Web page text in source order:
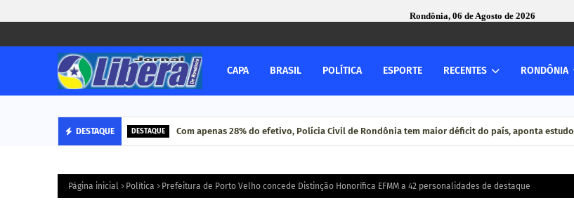
Rondônia, 06 de Agosto de 2026
CAPA BRASIL POLÍTICA ESPORTE RECENTES RONDÔNIA
DESTAQUE DESTAQUE Com apenas 28% do efetivo, Polícia Civil de Rondônia tem maior déficit do país, aponta estudo
Página inicial Política Prefeitura de Porto Velho concede Distinção Honorífica EFMM a 42 personalidades de destaque